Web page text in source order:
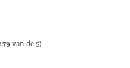
van de 5)